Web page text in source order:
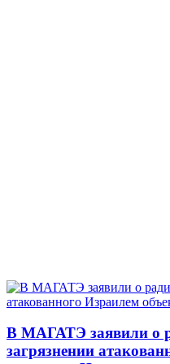
В МАГАТЭ заявили о
загрязнении